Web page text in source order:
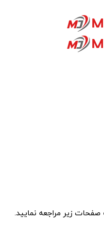
زیر مراجعه نمایید.